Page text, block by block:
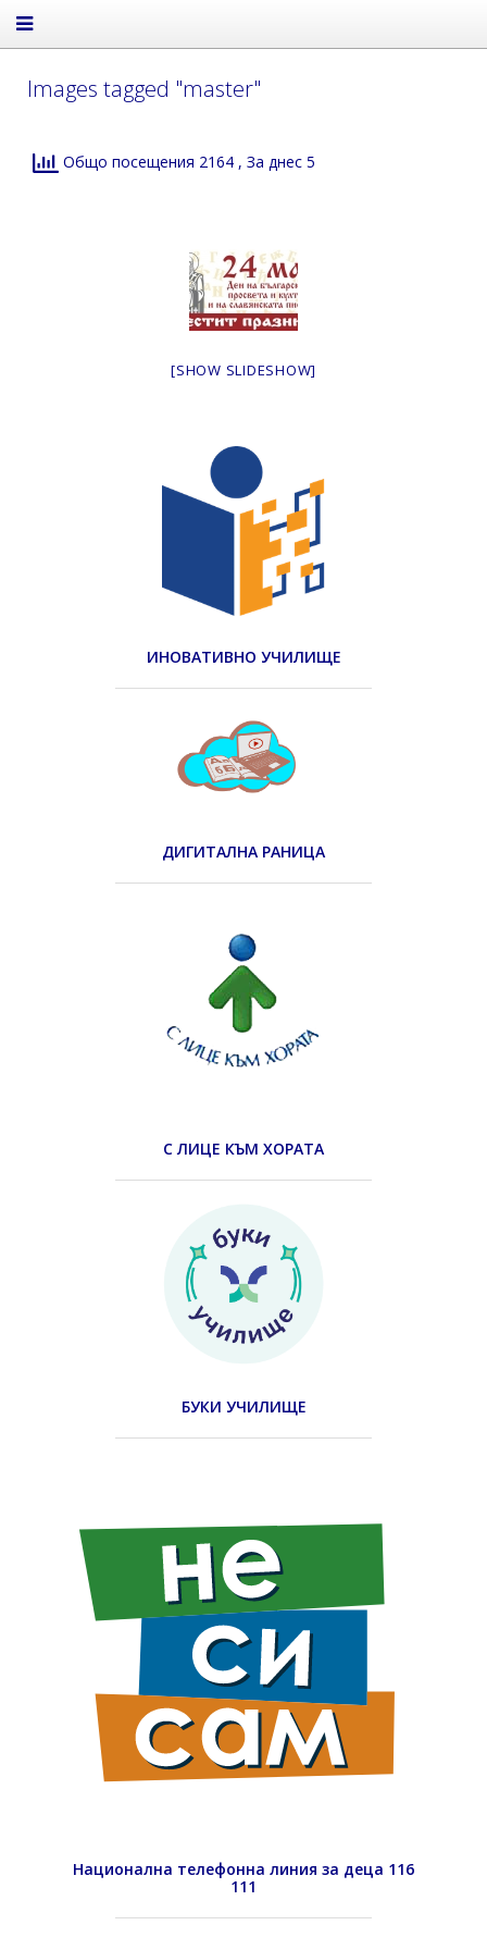
Images tagged "master"
Общо посещения 2164 , За днес 5
[SHOW SLIDESHOW]
ИНОВАТИВНО УЧИЛИЩЕ
ДИГИТАЛНА РАНИЦА
С ЛИЦЕ КЪМ ХОРАТА
БУКИ УЧИЛИЩЕ
Национална телефонна линия за деца 116
111